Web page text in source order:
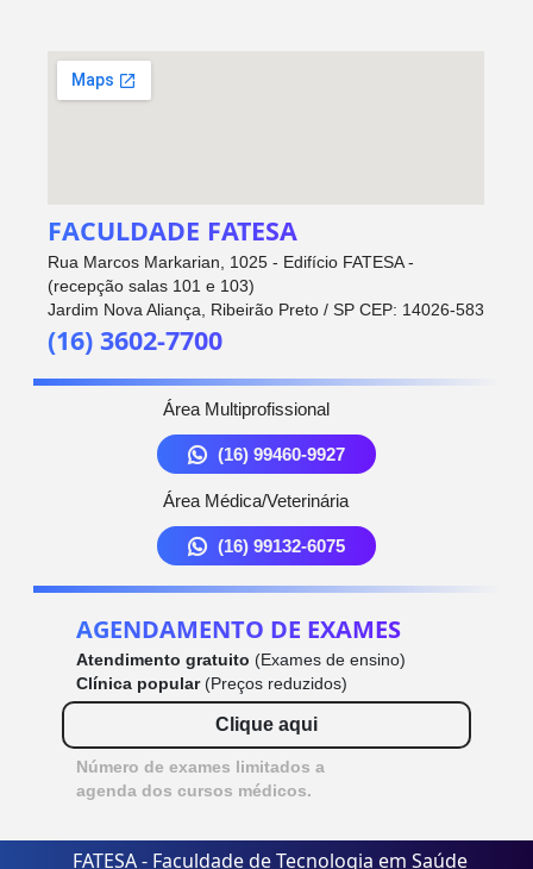
FACULDADE FATESA
Rua Marcos Markarian, 1025 - Edifício FATESA -
(recepção salas 101 e 103)
Jardim Nova Aliança, Ribeirão Preto / SP CEP: 14026-583
(16) 3602-7700
Área Multiprofissional
(16) 99460-9927
Área Médica/Veterinária
(16) 99132-6075
AGENDAMENTO DE EXAMES
Atendimento gratuito (Exames de ensino)
Clínica popular(Preços reduzidos)
Clique aqui
Número de exames limitados a
agenda dos cursos médicos.
FATESA - Faculdade de Tecnologia em Saúde